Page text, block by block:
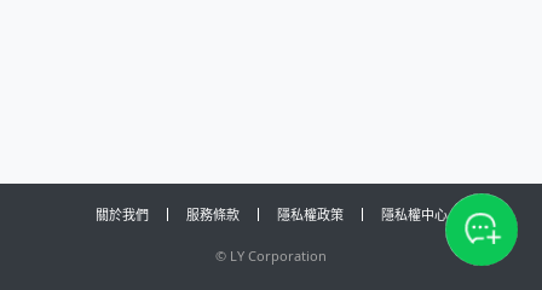
關於我們 服務條款 隱私權政策 隱私權中心
© LY Corporation